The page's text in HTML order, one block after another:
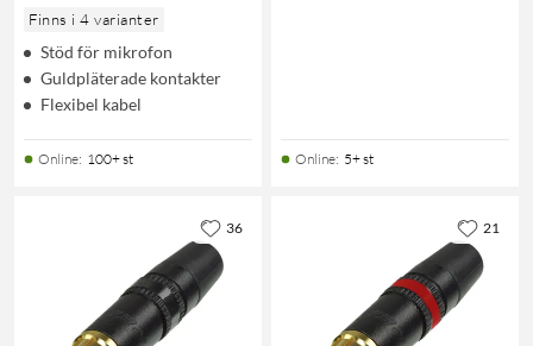
Finns i 4 varianter
Stöd för mikrofon
Guldpläterade kontakter
Flexibel kabel
Online: 100+ st Online: 5+ st
36 21